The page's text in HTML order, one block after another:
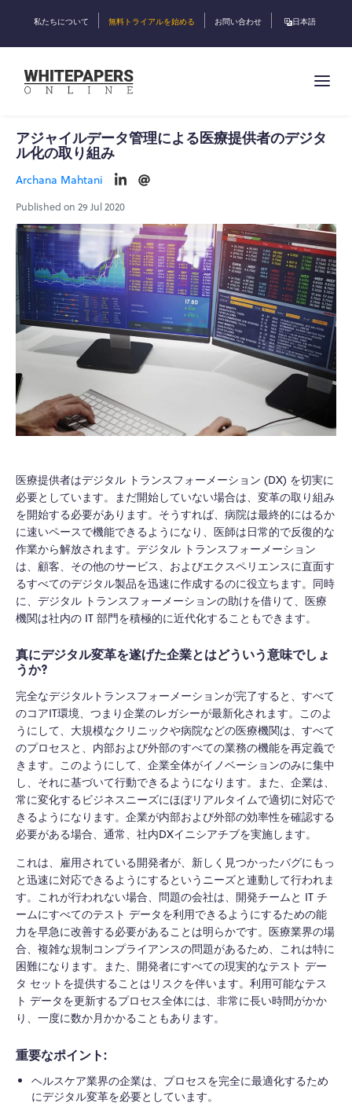
私たちについて 無料トライアルを始める お問い合わせ 日本語
アジャイルデータ管理による医療提供者のデジタ
ル化の取り組み
Archana Mahtani
Published on 29 Jul 2020
医療提供者はデジタル トランスフォーメーション (DX) を切実に
必要としています。まだ開始していない場合は、変革の取り組み
を開始する必要があります。そうすれば、病院は最終的にはるか
に速いペースで機能できるようになり、医師は日常的で反復的な
作業から解放されます。デジタル トランスフォーメーション
は、顧客、その他のサービス、およびエクスペリエンスに直面す
るすべてのデジタル製品を迅速に作成するのに役立ちます。同時
に、デジタル トランスフォーメーションの助けを借りて、医療
機関は社内の IT 部門を積極的に近代化することもできます。
真にデジタル変革を遂げた企業とはどういう意味でしょ
うか?
完全なデジタルトランスフォーメーションが完了すると、すべて
のコアIT環境、つまり企業のレガシーが最新化されます。このよ
うにして、大規模なクリニックや病院などの医療機関は、すべて
のプロセスと、内部および外部のすべての業務の機能を再定義で
きます。このようにして、企業全体がイノベーションのみに集中
し、それに基づいて行動できるようになります。また、企業は、
常に変化するビジネスニーズにほぼリアルタイムで適切に対応で
きるようになります。企業が内部および外部の効率性を確認する
必要がある場合、通常、社内DXイニシアチブを実施します。
これは、雇用されている開発者が、新しく見つかったバグにもっ
と迅速に対応できるようにするというニーズと連動して行われま
す。これが行われない場合、問題の会社は、開発チームと IT チ
ームにすべてのテスト データを利用できるようにするための能
力を早急に改善する必要があることは明らかです。医療業界の場
合、複雑な規制コンプライアンスの問題があるため、これは特に
困難になります。また、開発者にすべての現実的なテスト デー
タ セットを提供することはリスクを伴います。利用可能なテス
ト データを更新するプロセス全体には、非常に長い時間がかか
り、一度に数か月かかることもあります。
重要なポイント:
ヘルスケア業界の企業は、プロセスを完全に最適化するため
にデジタル変革を必要としています。